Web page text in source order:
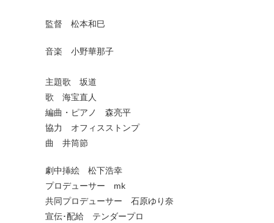
監督 松本和巳
音楽 小野華那子
主題歌 坂道
歌 海宝直人
編曲・ピアノ 森亮平
協力 オフィスストンプ
曲 井筒節
劇中挿絵 松下浩幸
プロデューサー mk
共同プロデューサー 石原ゆり奈
宣伝･配給 テンダープロ